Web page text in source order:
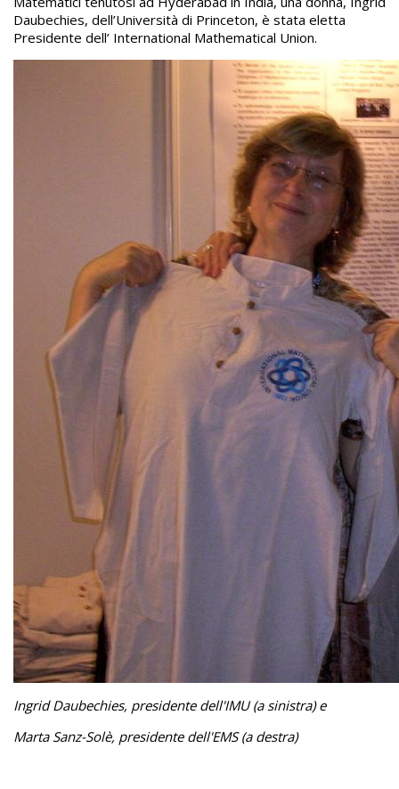
Daubechies, dell’Università di Princeton, è stata eletta
Presidente dell’ International Mathematical Union.
Ingrid Daubechies, presidente dell'IMU (a sinistra) e
Marta Sanz-Solè, presidente dell'EMS (a destra)